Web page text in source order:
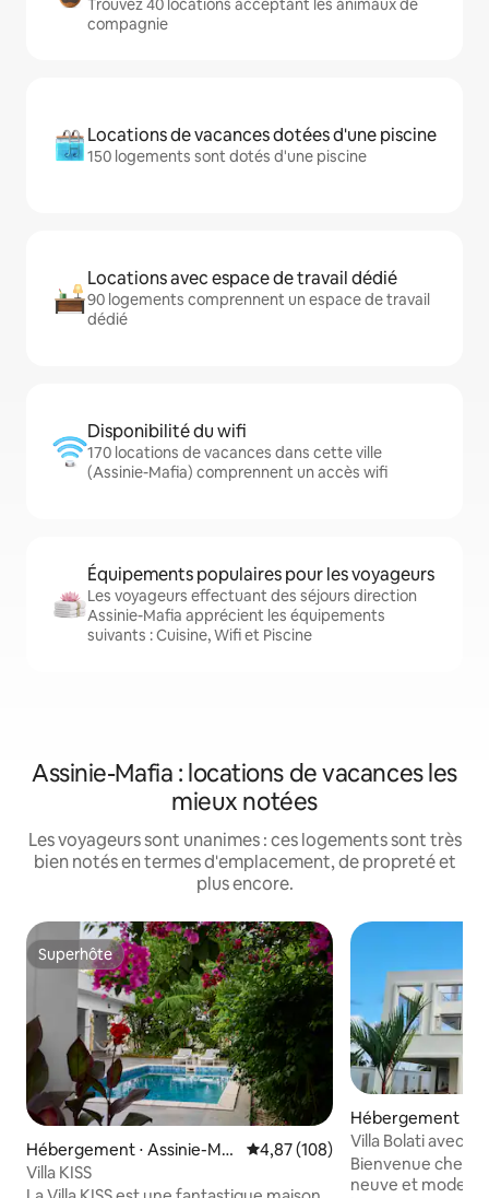
Trouvez 40 locations acceptant les animaux de
compagnie
Locations de vacances dotées d'une piscine
150 logements sont dotés d'une piscine
Locations avec espace de travail dédié
90 logements comprennent un espace de travail
dédié
Disponibilité du wifi
170 locations de vacances dans cette ville
(Assinie-Mafia) comprennent un accès wifi
Équipements populaires pour les voyageurs
Les voyageurs effectuant des séjours direction
Assinie-Mafia apprécient les équipements
suivants : Cuisine, Wifi et Piscine
Assinie-Mafia : locations de vacances les
mieux notées
Les voyageurs sont unanimes : ces logements sont très
bien notés en termes d'emplacement, de propreté et
plus encore.
Superhôte
Superhôte
Hébergement ⋅ Assinie-Ma
fia
Évaluation moyenne sur la
4,87 (108)
Villa KISS
Hébergement ⋅
Villa Bolati avec
Bienvenue chez
neuve et